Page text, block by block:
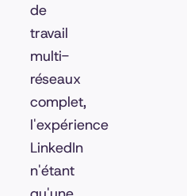
de
travail
multi-
réseaux
complet,
l'expérience
LinkedIn
n'étant